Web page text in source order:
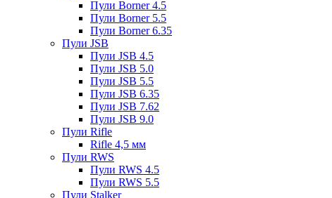
Пули Borner 4.5
Пули Borner 5.5
Пули Borner 6.35
Пули JSB
Пули JSB 4.5
Пули JSB 5.0
Пули JSB 5.5
Пули JSB 6.35
Пули JSB 7.62
Пули JSB 9.0
Пули Rifle
Rifle 4,5 мм
Пули RWS
Пули RWS 4.5
Пули RWS 5.5
Пули Stalker